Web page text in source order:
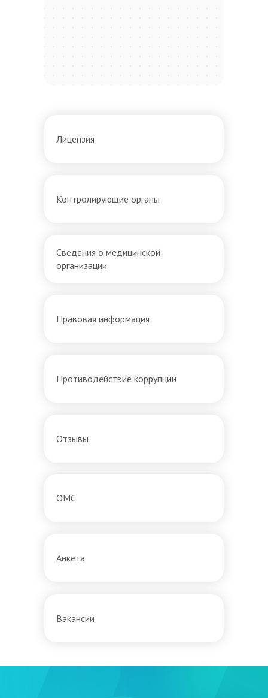
Лицензия
Контролирующие органы
Сведения о медицинской
организации
Правовая информация
Противодействие коррупции
Отзывы
Вакансии
ОМС
Анкета